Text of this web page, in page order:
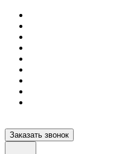
Заказать звонок